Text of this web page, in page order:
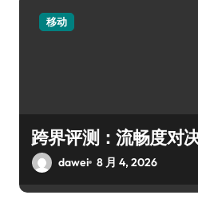
移动
跨界评测：流畅度对
dawei 8 月 4, 2026